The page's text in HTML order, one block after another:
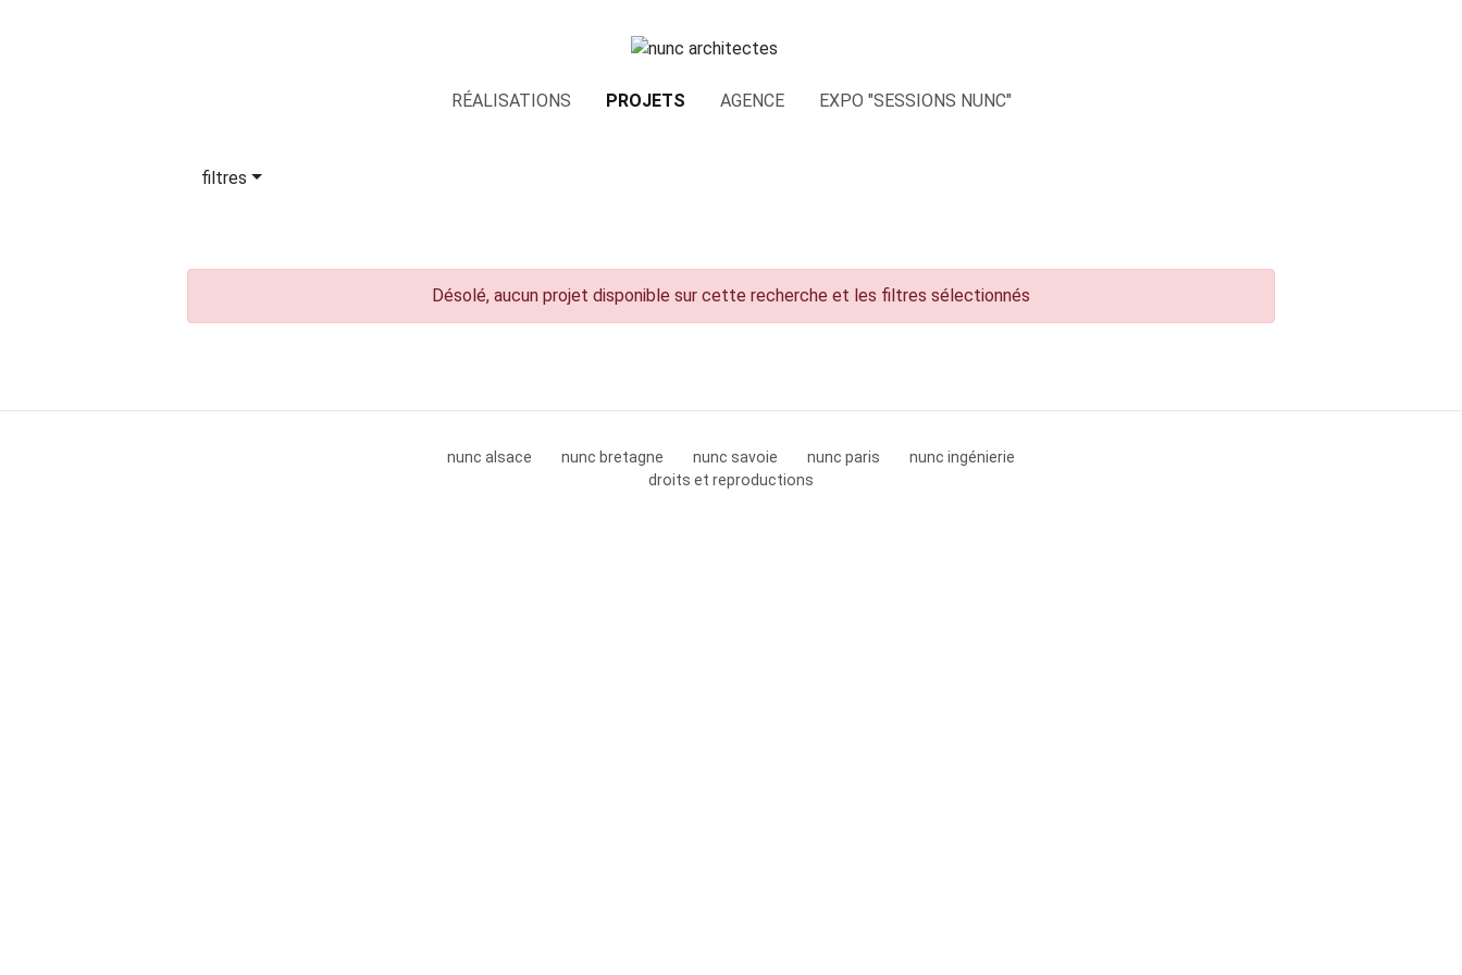
RÉALISATIONS PROJETS AGENCE EXPO "SESSIONS NUNC"
filtres
Désolé, aucun projet disponible sur cette recherche et les filtres sélectionnés
nunc alsace nunc bretagne nunc savoie nunc paris
nunc ingénierie
droits et reproductions